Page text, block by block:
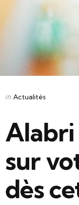
Categories
Posted
in Actualités
Alabri
sur
dès